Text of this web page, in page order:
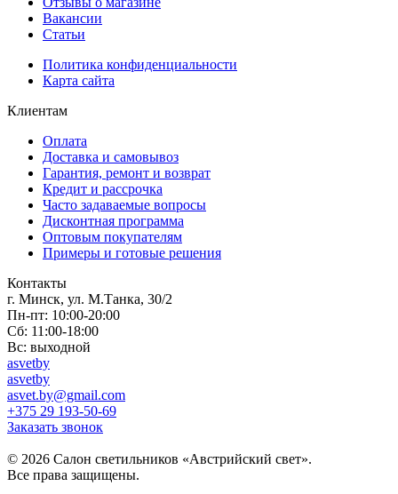
Вакансии
Статьи
Политика конфиденциальности
Карта сайта
Клиентам
Оплата
Доставка и самовывоз
Гарантия, ремонт и возврат
Кредит и рассрочка
Часто задаваемые вопросы
Дисконтная программа
Оптовым покупателям
Примеры и готовые решения
Контакты
г. Минск, ул. М.Танка, 30/2
Пн-пт: 10:00-20:00
Сб: 11:00-18:00
Вс: выходной
asvetby
asvetby
asvet.by@gmail.com
+375 29 193-50-69
Заказать звонок
© 2026 Салон светильников «Австрийский свет».
Все права защищены.